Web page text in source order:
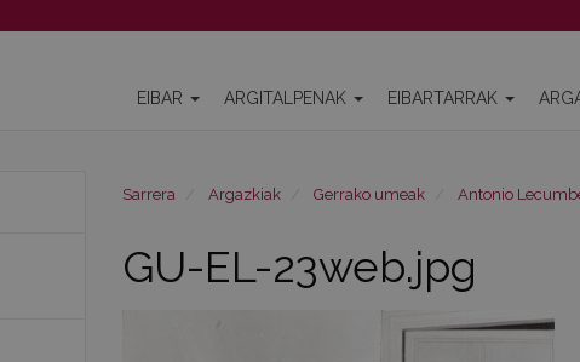
EIBAR ARGITALPENAK EIBARTARRAK
Sarrera Argazkiak Gerrako umeak Antonio
GU-EL-23web.jpg